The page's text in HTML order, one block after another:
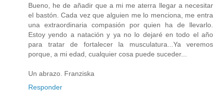
Bueno, he de añadir que a mi me aterra llegar a necesitar
el bastón. Cada vez que alguien me lo menciona, me entra
una extraordinaria compasión por quien ha de llevarlo.
Estoy yendo a natación y ya no lo dejaré en todo el año
para tratar de fortalecer la musculatura...Ya veremos
porque, a mi edad, cualquier cosa puede suceder...
Un abrazo. Franziska
Responder